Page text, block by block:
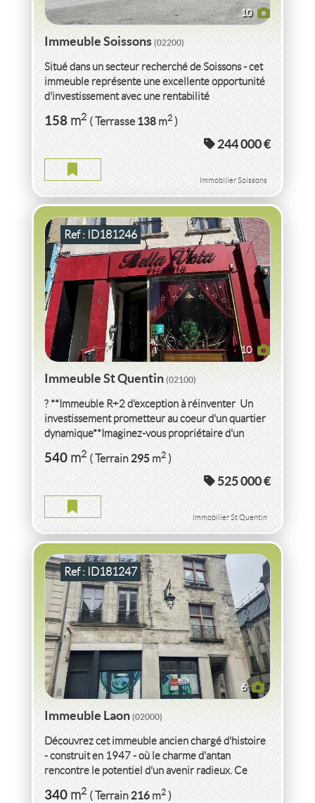
10
Immeuble Soissons(02200)
Situé dans un secteur recherché de Soissons - cet
immeuble représente une excellente opportunité
d'investissement avec une rentabilité
immédiate.Il...
158m2 ( Terrasse138m2)
244 000 €
Immobilier Soissons
10
Ref : ID181246
VENTE IMMEUBLEAISNE
IMMEUBLE AISNE
540m2 ( Terrain295m2)
Immeuble St Quentin(02100)
? **Immeuble R+2 d'exception à réinventer  Un
investissement prometteur au coeur d'un quartier
dynamique**Imaginez-vous propriétaire d'un
**immeuble d'exception**...
540m2 ( Terrain295m2)
525 000 €
Immobilier St Quentin
6
Ref : ID181247
VENTE IMMEUBLEAISNE
IMMEUBLE AISNE
340m2 ( Terrain216m2)
Immeuble Laon(02000)
Découvrez cet immeuble ancien chargé d'histoire
- construit en 1947 - où le charme d'antan
rencontre le potentiel d'un avenir radieux. Ce
bijou architectural...
340m2 ( Terrain216m2)
VENTE IMMEUBLEAISNE